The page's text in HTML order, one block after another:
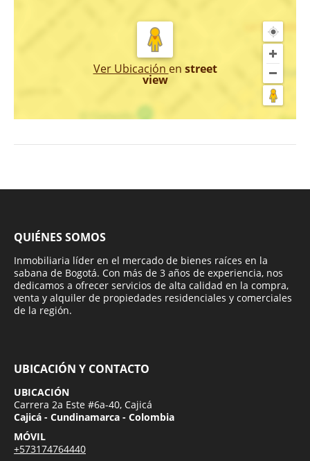
Ver Ubicación en street
view
QUIÉNES SOMOS
Inmobiliaria líder en el mercado de bienes raíces en la
sabana de Bogotá. Con más de 3 años de experiencia, nos
dedicamos a ofrecer servicios de alta calidad en la compra,
venta y alquiler de propiedades residenciales y comerciales
de la región.
UBICACIÓN Y CONTACTO
UBICACIÓN
Carrera 2a Este #6a-40, Cajicá
Cajicá - Cundinamarca - Colombia
MÓVIL
+573174764440